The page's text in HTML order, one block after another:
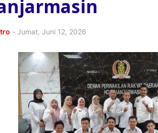
- Jumat, Juni 12, 2026